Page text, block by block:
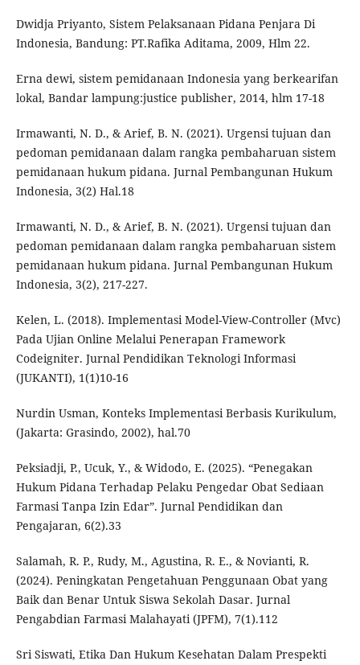
Dwidja Priyanto, Sistem Pelaksanaan Pidana Penjara Di
Indonesia, Bandung: PT.Rafika Aditama, 2009, Hlm 22.
Erna dewi, sistem pemidanaan Indonesia yang berkearifan
lokal, Bandar lampung:justice publisher, 2014, hlm 17-18
Irmawanti, N. D., & Arief, B. N. (2021). Urgensi tujuan dan
pedoman pemidanaan dalam rangka pembaharuan sistem
pemidanaan hukum pidana. Jurnal Pembangunan Hukum
Indonesia, 3(2) Hal.18
Irmawanti, N. D., & Arief, B. N. (2021). Urgensi tujuan dan
pedoman pemidanaan dalam rangka pembaharuan sistem
pemidanaan hukum pidana. Jurnal Pembangunan Hukum
Indonesia, 3(2), 217-227.
Kelen, L. (2018). Implementasi Model-View-Controller (Mvc)
Pada Ujian Online Melalui Penerapan Framework
Codeigniter. Jurnal Pendidikan Teknologi Informasi
(JUKANTI), 1(1)10-16
Nurdin Usman, Konteks Implementasi Berbasis Kurikulum,
(Jakarta: Grasindo, 2002), hal.70
Peksiadji, P., Ucuk, Y., & Widodo, E. (2025). “Penegakan
Hukum Pidana Terhadap Pelaku Pengedar Obat Sediaan
Farmasi Tanpa Izin Edar”. Jurnal Pendidikan dan
Pengajaran, 6(2).33
Salamah, R. P., Rudy, M., Agustina, R. E., & Novianti, R.
(2024). Peningkatan Pengetahuan Penggunaan Obat yang
Baik dan Benar Untuk Siswa Sekolah Dasar. Jurnal
Pengabdian Farmasi Malahayati (JPFM), 7(1).112
Sri Siswati, Etika Dan Hukum Kesehatan Dalam Prespekti